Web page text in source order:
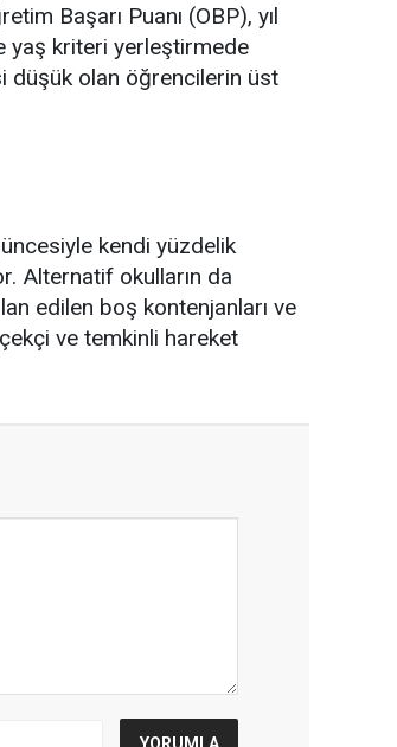
Başarı Puanı (OBP), yıl
yaş kriteri yerleştirmede
düşük olan öğrencilerin üst
kendi yüzdelik
Alternatif okulların da
edilen boş kontenjanları ve
ve temkinli hareket